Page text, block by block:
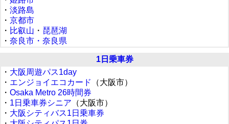
・ 淡路島
・ 京都市
・ 比叡山 ・ 琵琶湖
・ 奈良市・奈良県
1日乗車券
・ 大阪周遊パス1day
・ エンジョイエコカード
（大阪市）
・ Osaka Metro 26時間券
・ 1日乗車券シニア （大阪市）
・ 大阪シティバス1日乗車券